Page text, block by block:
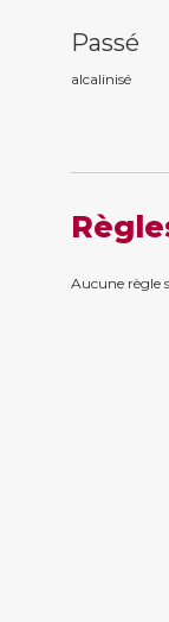
Passé
alcalinisé
Aucune règle